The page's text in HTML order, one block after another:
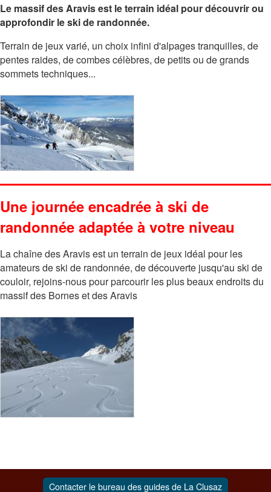
Le massif des Aravis est le terrain idéal pour découvrir ou
approfondir le ski de randonnée.
Terrain de jeux varié, un choix infini d'alpages tranquilles, de
pentes raides, de combes célèbres, de petits ou de grands
sommets techniques...
Une journée encadrée à ski de
randonnée adaptée à votre niveau
La chaîne des Aravis est un terrain de jeux idéal pour les
amateurs de ski de randonnée, de découverte jusqu'au ski de
couloir, rejoins-nous pour parcourir les plus beaux endroits du
massif des Bornes et des Aravis
Contacter le bureau des guides de La Clusaz